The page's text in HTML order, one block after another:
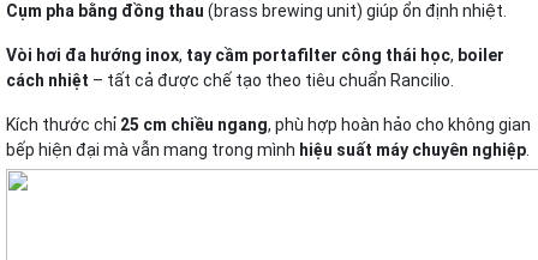
Cụm pha bằng đồng thau (brass brewing unit) giúp ổn định nhiệt.
Vòi hơi đa hướng inox, tay cầm portafilter công thái học, boiler
cách nhiệt – tất cả được chế tạo theo tiêu chuẩn Rancilio.
Kích thước chỉ 25 cm chiều ngang, phù hợp hoàn hảo cho không gian
bếp hiện đại mà vẫn mang trong mình hiệu suất máy chuyên nghiệp